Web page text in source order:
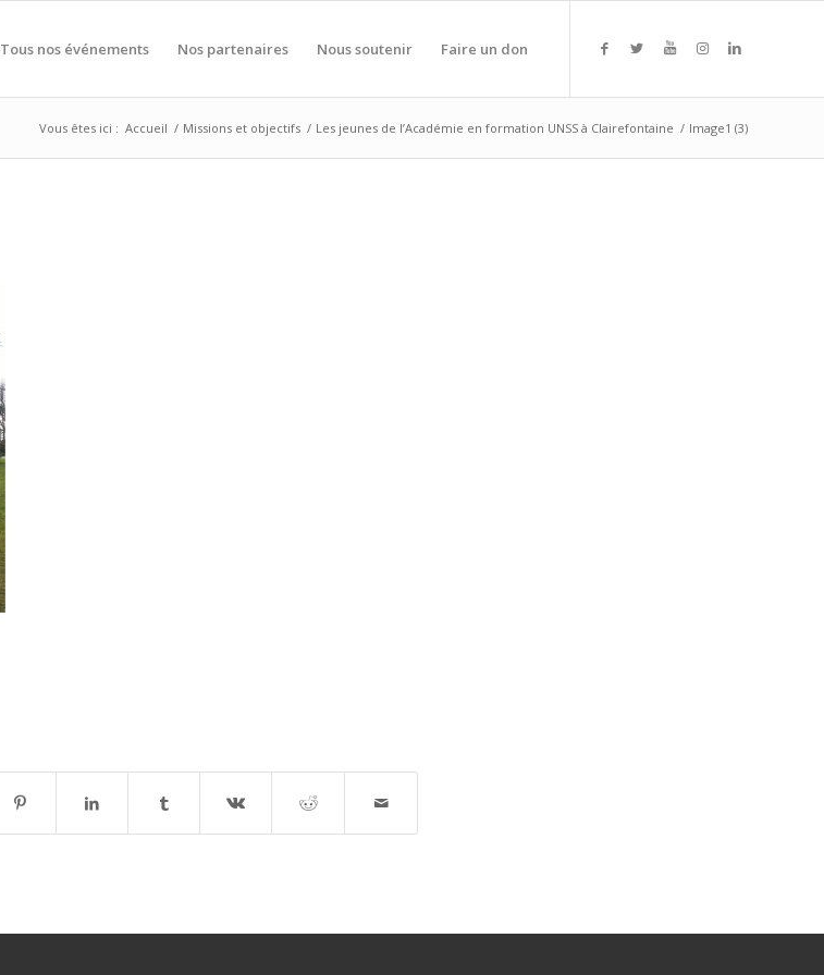
Tous nos événements Nos partenaires Nous soutenir Faire un don
Vous êtes ici : Accueil / Missions et objectifs / Les jeunes de l’Académie en formation UNSS à Clairefontaine / Image1 (3)